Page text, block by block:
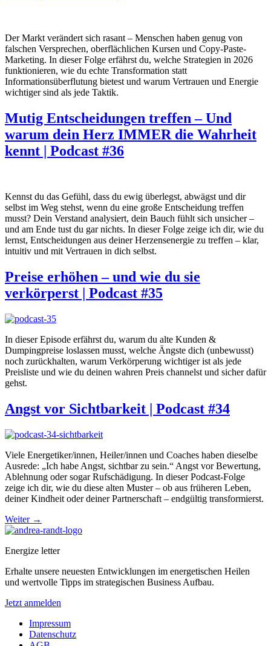
Der Markt verändert sich rasant – Menschen haben genug von
falschen Versprechen, oberflächlichen Kursen und Copy-Paste-
Marketing. In dieser Folge erfährst du, welche Strategien in 2026
funktionieren, wie du echte Transformation statt
Informationsüberflutung bietest und warum Vertrauen und Energie
wichtiger sind als jede Taktik.
Mutig Entscheidungen treffen – Und
warum dein Herz IMMER die Wahrheit
kennt | Podcast #36
Kennst du das Gefühl, dass du ewig überlegst, abwägst und dir
selbst im Weg stehst, wenn du eine große Entscheidung treffen
musst? Dein Verstand analysiert, dein Bauch fühlt sich unsicher –
und am Ende tust du gar nichts. In dieser Folge zeige ich dir, wie du
lernst, Entscheidungen aus deiner Herzensenergie zu treffen – klar,
intuitiv und mit Vertrauen in dich selbst.
Preise erhöhen – und wie du sie
verkörperst | Podcast #35
In dieser Episode erfährst du, warum du alte Kunden &
Dumpingpreise loslassen musst, welche Ängste dich (unbewusst)
noch zurückhalten, warum Verkörperung wichtiger ist als jede
Preisliste und wie du deinen wahren Preis channelst und sicher dafür
gehst.
Angst vor Sichtbarkeit | Podcast #34
Viele Energetiker/innen, Heiler/innen und Coaches haben dieselbe
Ausrede: „Ich habe Angst, sichtbar zu sein.“ Angst vor Bewertung,
Ablehnung oder sogar Rufschädigung. In dieser Podcast-Folge
zeige ich dir, wie du diese alten Muster – ob aus früheren Leben,
deiner Kindheit oder deiner Partnerschaft – endgültig transformierst.
Weiter →
Energize letter
Erhalte unsere neuesten Entwicklungen im energetischen Heilen
und wertvolle Tipps im strategischen Business Aufbau.
Jetzt anmelden
Impressum
Datenschutz